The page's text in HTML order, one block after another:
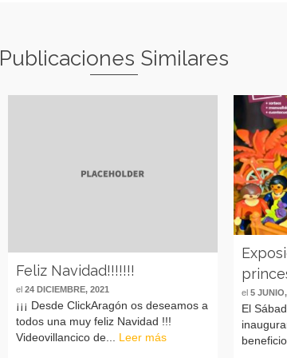
Publicaciones Similares
Feliz Navidad!!!!!!!
el24 DICIEMBRE, 2021
¡¡¡ Desde ClickAragón os deseamos a
todos una muy feliz Navidad !!!
Videovillancico de... Leer más
el5
El